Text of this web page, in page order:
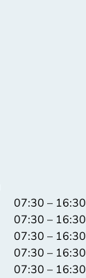
07:30 – 16:30
07:30 – 16:30
07:30 – 16:30
07:30 – 16:30
07:30 – 16:30